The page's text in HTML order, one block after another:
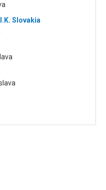
Slovakia